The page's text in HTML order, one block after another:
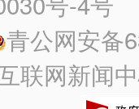
青公网安备
联网新闻